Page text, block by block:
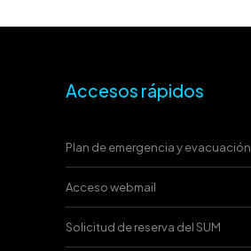
Accesos rápidos
Plan de emergencia y evacuación
Acceso webmail
Solicitud de reserva del SUM